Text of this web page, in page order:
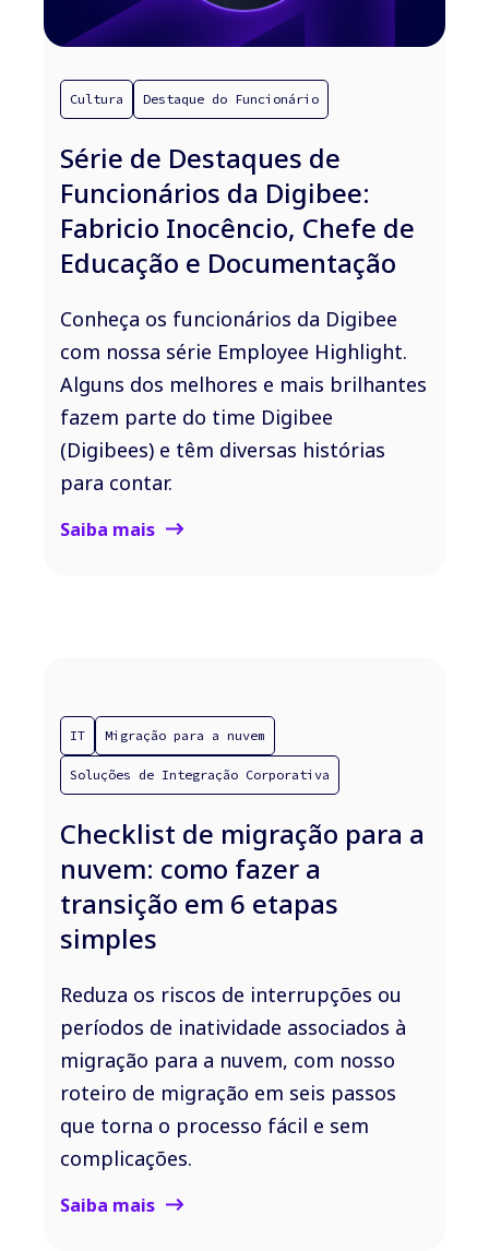
Cultura Destaque do Funcionário
Série de Destaques de
Funcionários da Digibee:
Fabricio Inocêncio, Chefe de
Educação e Documentação
Conheça os funcionários da Digibee
com nossa série Employee Highlight.
Alguns dos melhores e mais brilhantes
fazem parte do time Digibee
(Digibees) e têm diversas histórias
para contar.
Saiba mais
IT Migração para a nuvem
Soluções de Integração Corporativa
Checklist de migração para a
nuvem: como fazer a
transição em 6 etapas
simples
Reduza os riscos de interrupções ou
períodos de inatividade associados à
migração para a nuvem, com nosso
roteiro de migração em seis passos
que torna o processo fácil e sem
complicações.
Saiba mais